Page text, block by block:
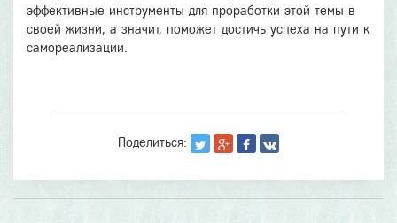
эффективные инструменты для проработки этой темы в
своей жизни, а значит, поможет достичь успеха на пути к
самореализации.
Поделиться: